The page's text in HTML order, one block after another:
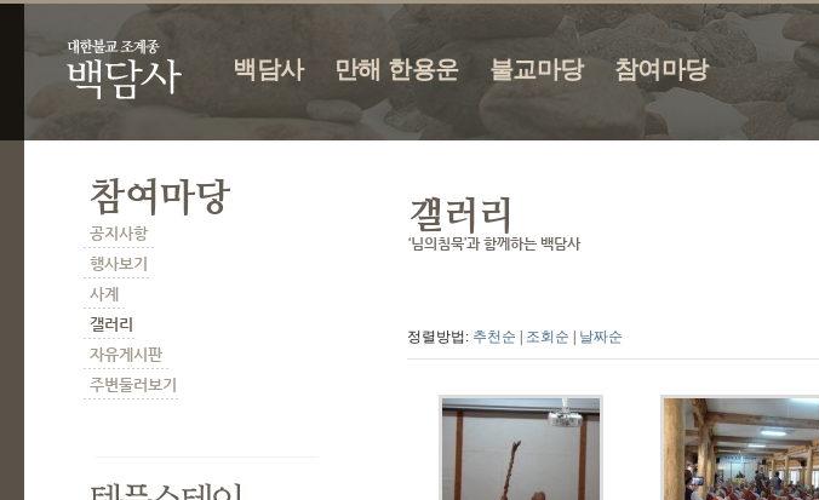
백담사 만해 한용운 불교마당 참여마당
정렬방법: 추천순 조회순 날짜순